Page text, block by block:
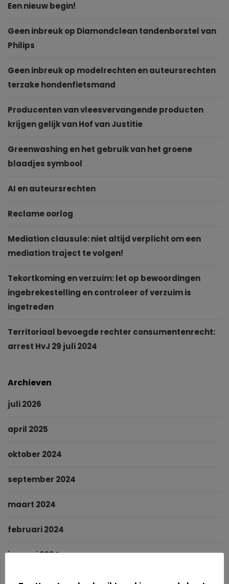
Een nieuw begin!
Geen inbreuk op Diamondclean tandenborstel van
Philips
Geen inbreuk op modelrechten en auteursrechten
terzake hondenfietsmand
Producenten van vleesvervangende producten
krijgen gelijk van Hof van Justitie
Greenwashing en het gebruik van het groene
blaadjes symbool
AI en auteursrechten
Reclame oorlog
Mediation clausule: niet altijd verplicht om een
mediation traject te volgen!
Tekortkoming en verzuim: let op bewoordingen
ingebrekestelling en controleer of verzuim is
ingetreden
Territoriaal bevoegde rechter consumentenrecht:
arrest HvJ 29 juli 2024
Archieven
juli 2026
april 2025
oktober 2024
september 2024
maart 2024
februari 2024
januari 2024